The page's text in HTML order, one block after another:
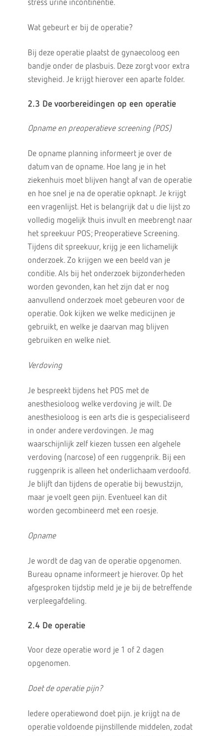
stress urine incontinentie.
Wat gebeurt er bij de operatie?
Bij deze operatie plaatst de gynaecoloog een
bandje onder de plasbuis. Deze zorgt voor extra
stevigheid. Je krijgt hierover een aparte folder.
2.3 De voorbereidingen op een operatie
Opname en preoperatieve screening (POS)
De opname planning informeert je over de
datum van de opname. Hoe lang je in het
ziekenhuis moet blijven hangt af van de operatie
en hoe snel je na de operatie opknapt. Je krijgt
een vragenlijst. Het is belangrijk dat u die lijst zo
volledig mogelijk thuis invult en meebrengt naar
het spreekuur POS; Preoperatieve Screening.
Tijdens dit spreekuur, krijg je een lichamelijk
onderzoek. Zo krijgen we een beeld van je
conditie. Als bij het onderzoek bijzonderheden
worden gevonden, kan het zijn dat er nog
aanvullend onderzoek moet gebeuren voor de
operatie. Ook kijken we welke medicijnen je
gebruikt, en welke je daarvan mag blijven
gebruiken en welke niet.
Verdoving
Je bespreekt tijdens het POS met de
anesthesioloog welke verdoving je wilt. De
anesthesioloog is een arts die is gespecialiseerd
in onder andere verdovingen. Je mag
waarschijnlijk zelf kiezen tussen een algehele
verdoving (narcose) of een ruggenprik. Bij een
ruggenprik is alleen het onderlichaam verdoofd.
Je blijft dan tijdens de operatie bij bewustzijn,
maar je voelt geen pijn. Eventueel kan dit
worden gecombineerd met een roesje.
Opname
Je wordt de dag van de operatie opgenomen.
Bureau opname informeert je hierover. Op het
afgesproken tijdstip meld je je bij de betreffende
verpleegafdeling.
2.4 De operatie
Voor deze operatie word je 1 of 2 dagen
opgenomen.
Doet de operatie pijn?
Iedere operatiewond doet pijn. je krijgt na de
operatie voldoende pijnstillende middelen, zodat